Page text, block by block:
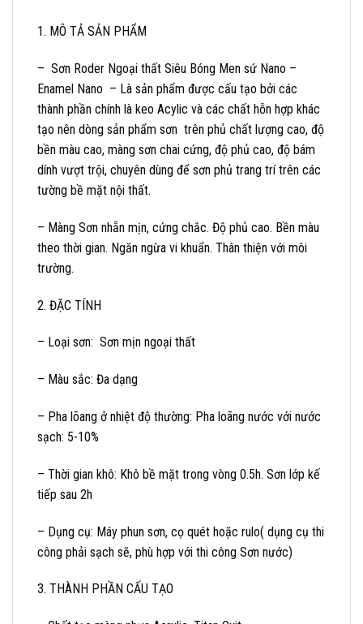
1. MÔ TẢ SẢN PHẨM
– Sơn Roder Ngoại thất Siêu Bóng Men sứ Nano –
Enamel Nano – Là sản phẩm được cấu tạo bởi các
thành phần chính là keo Acylic và các chất hỗn hợp khác
tạo nên dòng sản phẩm sơn trên phủ chất lượng cao, độ
bền màu cao, màng sơn chai cứng, độ phủ cao, độ bám
dính vượt trội, chuyên dùng để sơn phủ trang trí trên các
tường bề mặt nội thất.
– Màng Sơn nhẵn mịn, cứng chắc. Độ phủ cao. Bền màu
theo thời gian. Ngăn ngừa vi khuẩn. Thân thiện với môi
trường.
2. ĐẶC TÍNH
– Loại sơn: Sơn mịn ngoại thất
– Màu sắc: Đa dạng
– Pha lõang ở nhiệt độ thường: Pha loãng nước với nước
sạch: 5-10%
– Thời gian khô: Khô bề mặt trong vòng 0.5h. Sơn lớp kế
tiếp sau 2h
– Dụng cụ: Máy phun sơn, cọ quét hoặc rulo( dụng cụ thi
công phải sạch sẽ, phù hợp với thi công Sơn nước)
3. THÀNH PHẦN CẤU TẠO